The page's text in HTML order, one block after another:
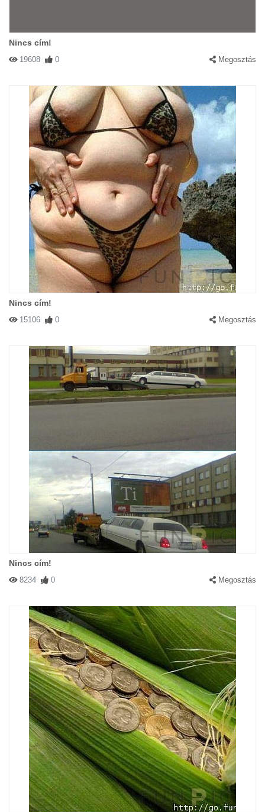
Nincs cím!
19608 0 Megosztás
Nincs cím!
15106 0 Megosztás
Nincs cím!
8234 0 Megosztás